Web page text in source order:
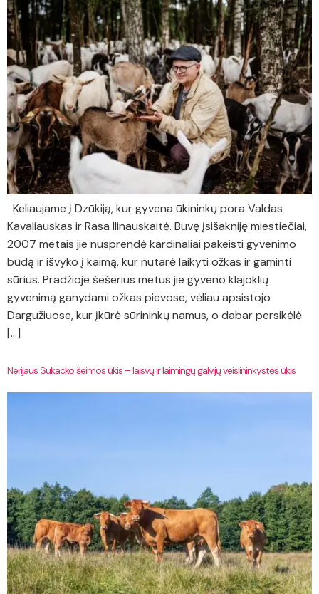
Keliaujame į Dzūkiją, kur gyvena ūkininkų pora Valdas
Kavaliauskas ir Rasa Ilinauskaitė. Buvę įsišakniję miestiečiai,
2007 metais jie nusprendė kardinaliai pakeisti gyvenimo
būdą ir išvyko į kaimą, kur nutarė laikyti ožkas ir gaminti
sūrius. Pradžioje šešerius metus jie gyveno klajoklių
gyvenimą ganydami ožkas pievose, vėliau apsistojo
Dargužiuose, kur įkūrė sūrininkų namus, o dabar persikėlė
[…]
Nerijaus Sukacko šeimos ūkis – laisvų ir laimingų galvijų veislininkystės ūkis